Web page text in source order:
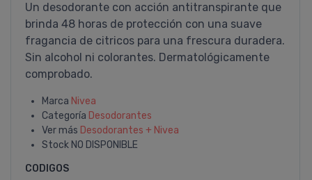
Un desodorante con acción antitranspirante que
brinda 48 horas de protección con una suave
fragancia de citricos para una frescura duradera.
Sin alcohol ni colorantes. Dermatológicamente
comprobado.
Marca Nivea
Categoría Desodorantes
Ver más Desodorantes + Nivea
Stock NO DISPONIBLE
CODIGOS